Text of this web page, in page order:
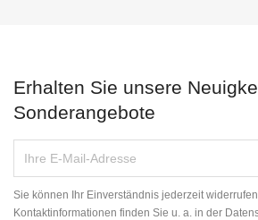
Erhalten Sie unsere
Sonderangebote
Sie können Ihr Einverständnis jederzeit
Kontaktinformationen finden Sie u. a. in der